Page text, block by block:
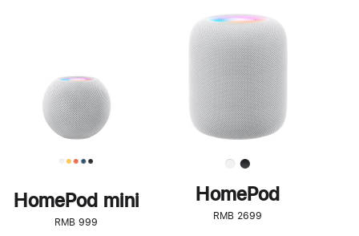
HomePod mini
RMB 999
步
了
解
HomePod<
HomePod
RMB 2699